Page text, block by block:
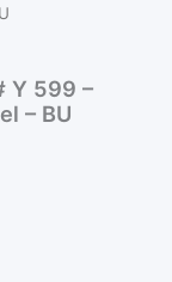
Y 599 –
– BU